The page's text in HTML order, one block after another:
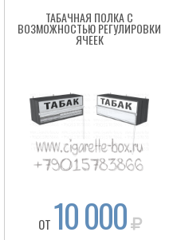
ТАБАЧНАЯ ПОЛКА С
ВОЗМОЖНОСТЬЮ РЕГУЛИРОВКИ
ЯЧЕЕК
ОТ 10 000